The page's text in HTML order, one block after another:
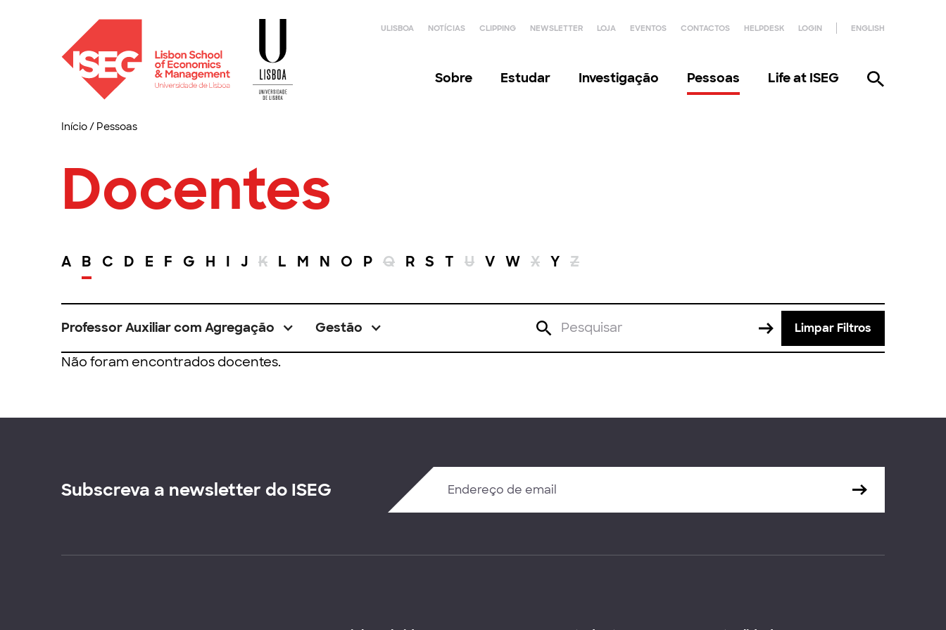
ULISBOA NOTÍCIAS CLIPPING NEWSLETTER LOJA EVENTOS CONTACTOS HELPDESK LOGIN ENGLISH
Sobre Estudar Investigação Pessoas Life at ISEG
Início/ Pessoas
Docentes
A B C D E F G H I J K L M N O P Q R S T U V W X Y Z
Professor Auxiliar com Agregação Gestão Limpar Filtros
Não foram encontrados docentes.
Subscreva a newsletter do ISEG